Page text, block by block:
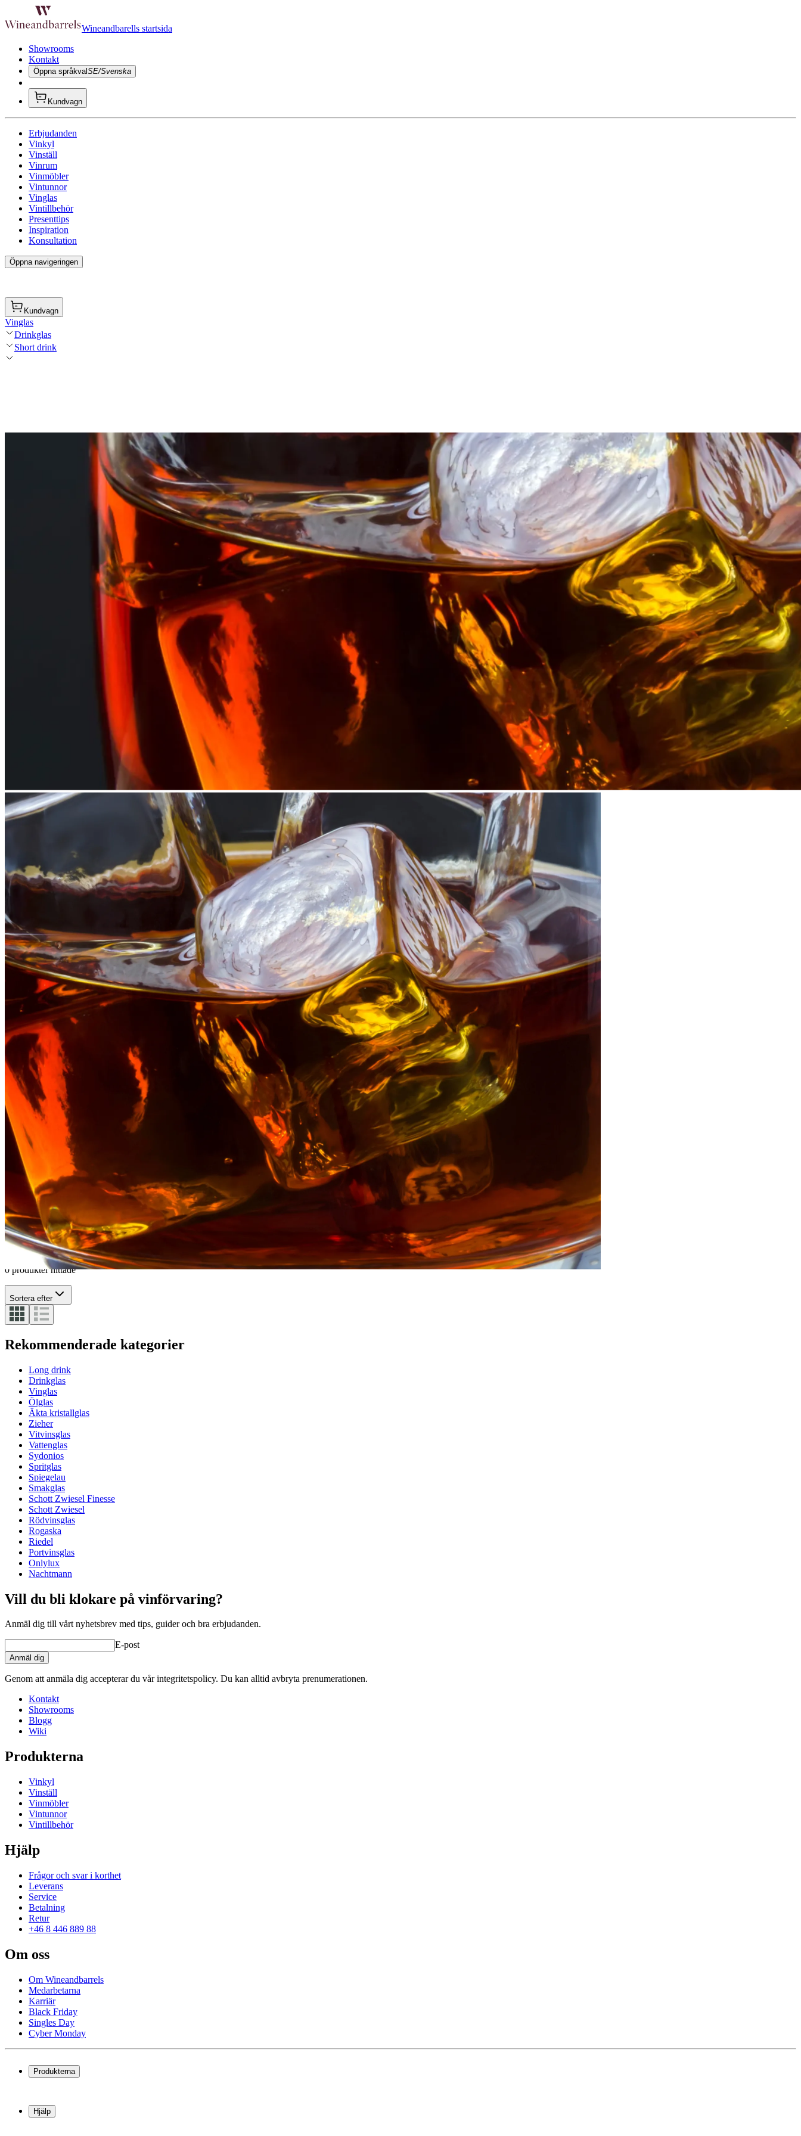
Wineandbarells startsida
Showrooms
Kontakt
Öppna språkvalSE/Svenska
Kundvagn
Erbjudanden
Vinkyl
Vinställ
Vinrum
Vinmöbler
Vintunnor
Vinglas
Vintillbehör
Presenttips
Inspiration
Konsultation
Öppna navigeringen
Kundvagn
Vinglas
Drinkglas
Short drink
Short drink
DrinkglasLong drinkShort drink
0 produkter hittade
Sortera efter
Rekommenderade kategorier
Long drink
Drinkglas
Vinglas
Ölglas
Äkta kristallglas
Zieher
Vitvinsglas
Vattenglas
Sydonios
Spritglas
Spiegelau
Smakglas
Schott Zwiesel Finesse
Schott Zwiesel
Rödvinsglas
Rogaska
Riedel
Portvinsglas
Onlylux
Nachtmann
Vill du bli klokare på vinförvaring?
Anmäl dig till vårt nyhetsbrev med tips, guider och bra erbjudanden.
E-post
Anmäl dig
Genom att anmäla dig accepterar du vår integritetspolicy. Du kan alltid avbryta prenumerationen.
Kontakt
Showrooms
Blogg
Wiki
Produkterna
Vinkyl
Vinställ
Vinmöbler
Vintunnor
Vintillbehör
Hjälp
Frågor och svar i korthet
Leverans
Service
Betalning
Retur
+46 8 446 889 88
Om oss
Om Wineandbarrels
Medarbetarna
Karriär
Black Friday
Singles Day
Cyber Monday
Produkterna
Vinställ
Vinmöbler
Hjälp